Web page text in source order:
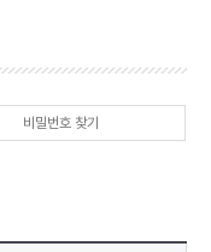
비밀번호 찾기